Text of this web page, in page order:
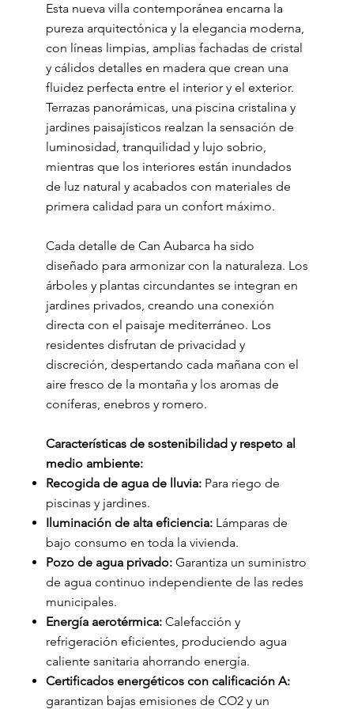
Esta nueva villa contemporánea encarna la
pureza arquitectónica y la elegancia moderna,
con líneas limpias, amplias fachadas de cristal
y cálidos detalles en madera que crean una
fluidez perfecta entre el interior y el exterior.
Terrazas panorámicas, una piscina cristalina y
jardines paisajísticos realzan la sensación de
luminosidad, tranquilidad y lujo sobrio,
mientras que los interiores están inundados
de luz natural y acabados con materiales de
primera calidad para un confort máximo.
Cada detalle de Can Aubarca ha sido
diseñado para armonizar con la naturaleza. Los
árboles y plantas circundantes se integran en
jardines privados, creando una conexión
directa con el paisaje mediterráneo. Los
residentes disfrutan de privacidad y
discreción, despertando cada mañana con el
aire fresco de la montaña y los aromas de
coníferas, enebros y romero.
Características de sostenibilidad y respeto al
medio ambiente:
Recogida de agua de lluvia:Para riego de
piscinas y jardines.
Iluminación de alta eficiencia:Lámparas de
bajo consumo en toda la vivienda.
Pozo de agua privado:Garantiza un suministro
de agua continuo independiente de las redes
municipales.
Energía aerotérmica:Calefacción y
refrigeración eficientes, produciendo agua
caliente sanitaria ahorrando energía.
Certificados energéticos con calificación A:
garantizan bajas emisiones de CO2 y un